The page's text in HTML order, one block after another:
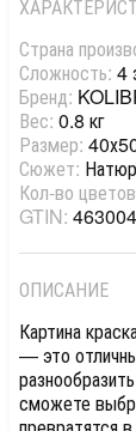
Страна
Сложность: 4
Бренд:
Вес: 0.8 кг
Размер:
Сюжет:
Кол-во
GTIN:
ОПИСАНИЕ
Картина
— это
сможете